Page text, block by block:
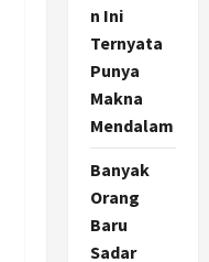
n Ini
Ternyata
Punya
Makna
Mendalam
Banyak
Orang
Baru
Sadar